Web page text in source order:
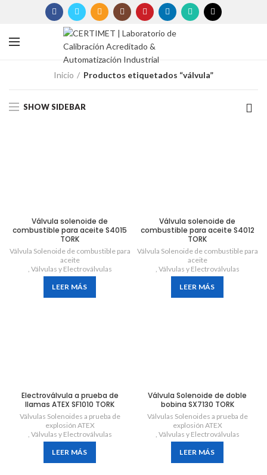
Inicio Productos etiquetados “válvula”
SHOW SIDEBAR
Válvula solenoide de
combustible para aceite S4015
TORK
Válvula Solenoide de combustible para
aceite
, Válvulas y Electroválvulas
LEER MÁS
Válvula solenoide de
combustible para aceite S4012
TORK
Válvula Solenoide de combustible para
aceite
, Válvulas y Electroválvulas
LEER MÁS
Electroválvula a prueba de
llamas ATEX SF1010 TORK
Válvulas Solenoides a prueba de
explosión ATEX
, Válvulas y Electroválvulas
LEER MÁS
Válvula Solenoide de doble
bobina SX7130 TORK
Válvulas Solenoides a prueba de
explosión ATEX
, Válvulas y Electroválvulas
LEER MÁS